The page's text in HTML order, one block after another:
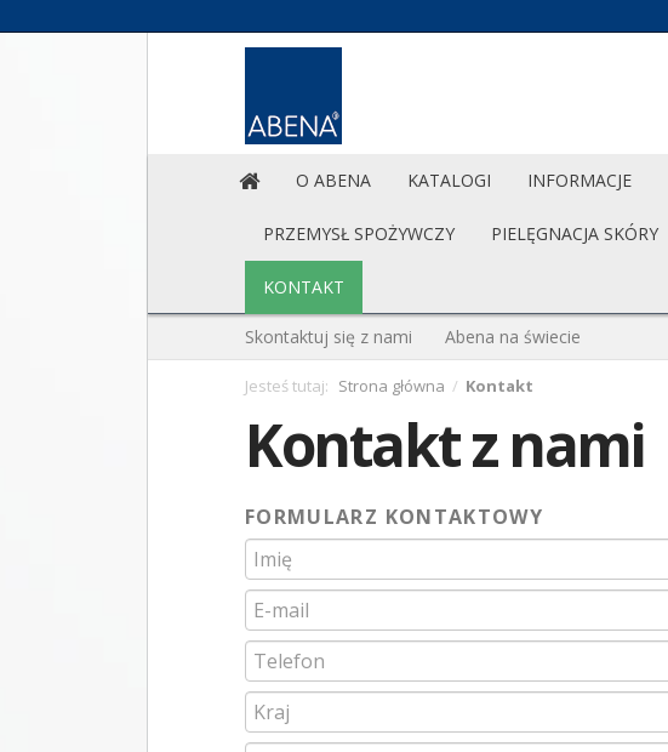
O ABENA KATALOGI INFORMACJE
PRZEMYSŁ SPOŻYWCZY PIELĘGNACJA SKÓRY
KONTAKT
Skontaktuj się z nami Abena na świecie
Jesteś tutaj: Strona główna / Kontakt
Kontakt z nami
FORMULARZ KONTAKTOWY